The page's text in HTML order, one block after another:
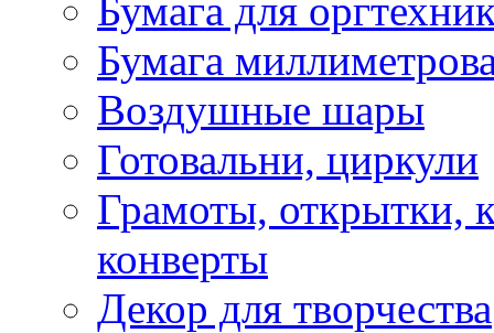
Бумага для
Бумага
Воздушные шары
Готовальни, циркули
Грамоты, открытки,
конверты
Декор для творчества